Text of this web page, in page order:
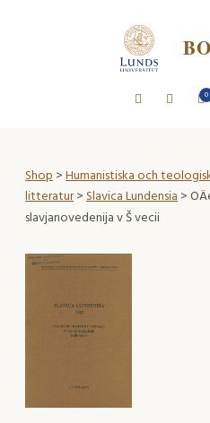
0
Shop>Humanistiska och
litteratur>Slavica Lundensia>
slavjanovedenija v Š vecii